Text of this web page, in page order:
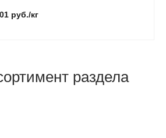
руб./кг
раздела